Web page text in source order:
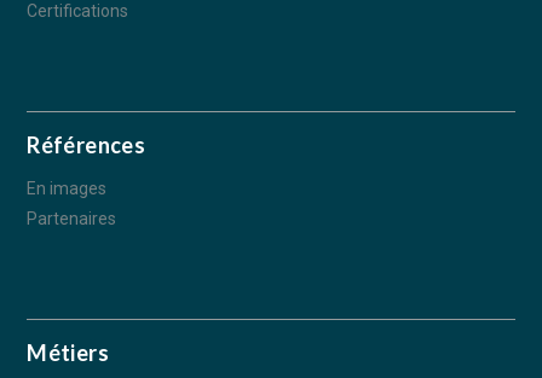
Certifications
Références
En images
Partenaires
Métiers